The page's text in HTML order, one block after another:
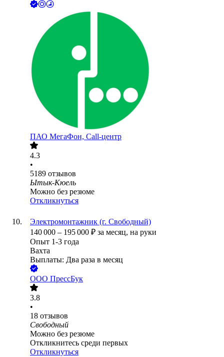
ПАО МегаФон, Call-центр
4.3
•
5189 отзывов
Ытык-Кюель
Можно без резюме
Откликнуться
Электромонтажник (г. Свободный)
140 000 – 195 000 ₽ за месяц, на руки
Опыт 1-3 года
Вахта
Выплаты: Два раза в месяц
ООО ПрессБук
3.8
•
18 отзывов
Свободный
Можно без резюме
Откликнитесь среди первых
Откликнуться